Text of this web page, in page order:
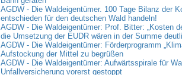
AGDW - Die Waldeigentümer. 100 Tage Bilanz der
entschieden für den deutschen Wald handeln!
AGDW - Die Waldeigentümer: Prof. Bitter: „Kosten
die Umsetzung der EUDR wären in der Summe
AGDW - Die Waldeigentümer: Förderprogramm
Aufstockung der Mittel zu begrüßen
AGDW - Die Waldeigentümer: Aufwärtsspirale für
Unfallversicherung vorerst gestoppt